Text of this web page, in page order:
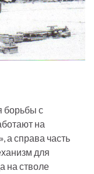
борьбы с
на
а справа часть
для
на стволе